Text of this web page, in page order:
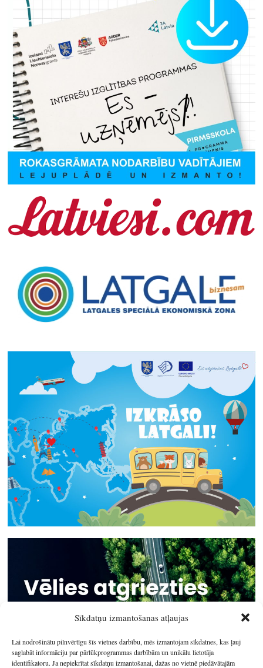
Sīkdatņu izmantošanas atļaujas
Lai nodrošinātu pilnvērtīgu šīs vietnes darbību, mēs izmantojam sīkdatnes, kas ļauj
saglabāt informāciju par pārlūkprogrammas darbībām un unikālu lietotāja
identifikatoru. Ja nepiekrītat sīkdatņu izmantošanai, dažas no vietnē piedāvātajām